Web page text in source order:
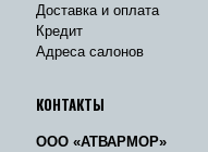
Доставка и оплата
Кредит
Адреса салонов
КОНТАКТЫ
ООО «АТВАРМОР»